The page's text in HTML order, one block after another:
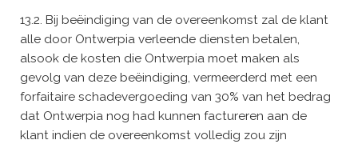
13.2. Bij beëindiging van de overeenkomst zal de klant
alle door Ontwerpia verleende diensten betalen,
alsook de kosten die Ontwerpia moet maken als
gevolg van deze beëindiging, vermeerderd met een
forfaitaire schadevergoeding van 30% van het bedrag
dat Ontwerpia nog had kunnen factureren aan de
klant indien de overeenkomst volledig zou zijn